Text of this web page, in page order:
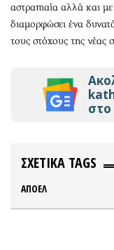
αστραπιαία αλλά και
διαμορφώσει ένα
τους στόχους της νέας
στο
ΣΧΕΤΙΚΑ TAGS
ΑΠΟΕΛ